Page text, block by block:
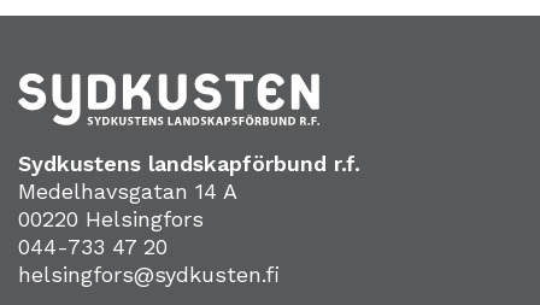
Sydkustens landskapförbund r.f.
Medelhavsgatan 14 A
00220 Helsingfors
044-733 47 20
helsingfors@sydkusten.fi